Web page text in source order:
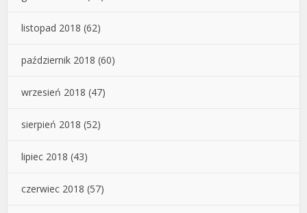
listopad 2018 (62)
październik 2018 (60)
wrzesień 2018 (47)
sierpień 2018 (52)
lipiec 2018 (43)
czerwiec 2018 (57)